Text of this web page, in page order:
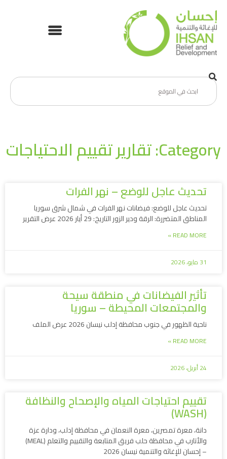
Category: تقارير تقييم الاحتياجات
تحديث عاجل للوضع – نهر الفرات
تحديث عاجل للوضع: فيضانات نهر الفرات في شمال شرق سوريا
المناطق المتضررة: الرقة ودير الزور التاريخ: 29 أيار 2026 عرض التقرير
READ MORE »
31 مايو، 2026
تأثير الفيضانات في منطقة سيحة
والمجتمعات المحيطة – سوريا
ناحية الظهور في جنوب محافظة إدلب نيسان 2026 عرض الملف
READ MORE »
24 أبريل، 2026
تقييم احتياجات المياه والإصحاح والنظافة
(WASH)
دانة، معرة تمصرين، معرة النعمان في محافظة إدلب، ودارة عزة
والأتارب في محافظة حلب فريق المتابعة والتقييم والتعلم (MEAL)
– إحسان للإغاثة والتنمية نيسان 2026